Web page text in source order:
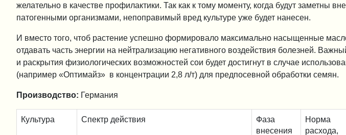
желательно в качестве профилактики. Так как к тому моменту, когда будут заметны
патогенными организмами, непоправимый вред культуре уже будет нанесен.
И вместо того, чтоб растение успешно формировало максимально насыщенные
отдавать часть энергии на нейтрализацию негативного воздействия болезней.
и раскрытия физиологических возможностей сои будет достигнут в случае
(например «Оптимайз» в концентрации 2,8 л/т) для предпосевной обработки семян.
Производство: Германия
Культура Спектр действия
Фаза
внесения
Норма